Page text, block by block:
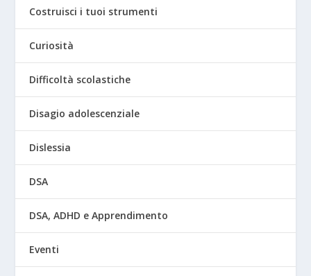
Costruisci i tuoi strumenti
Curiosità
Difficoltà scolastiche
Disagio adolescenziale
Dislessia
DSA
DSA, ADHD e Apprendimento
Eventi